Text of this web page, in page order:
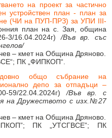
на проект за частично
устройствен план - план за
(ЧИ на ПУП-ПРЗ) за УПИ III-
план на с. Зая, община
3/16.04.2024г) /Във вр. със
– кмет на Община Дряново.
ПК „ФИПКОП“.
общо събрание на
депо за отпадъци –
59/22.04.2024г) /Във вр. с
на Дружеството с изх.№27
– кмет на Община Дряново.
ПК „УТСГВСЕ”; ПК